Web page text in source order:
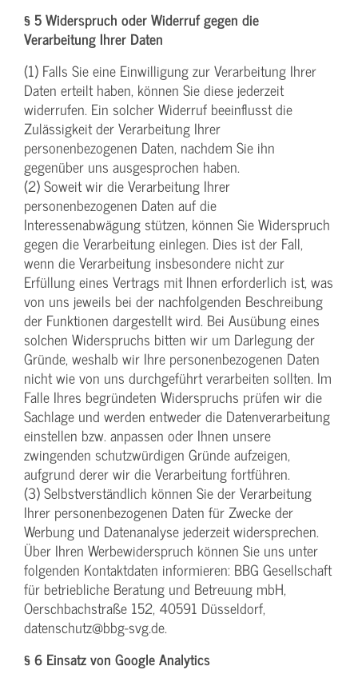
§ 5 Widerspruch oder Widerruf gegen die
Verarbeitung Ihrer Daten
(1) Falls Sie eine Einwilligung zur Verarbeitung Ihrer
Daten erteilt haben, können Sie diese jederzeit
widerrufen. Ein solcher Widerruf beeinflusst die
Zulässigkeit der Verarbeitung Ihrer
personenbezogenen Daten, nachdem Sie ihn
gegenüber uns ausgesprochen haben.
(2) Soweit wir die Verarbeitung Ihrer
personenbezogenen Daten auf die
Interessenabwägung stützen, können Sie Widerspruch
gegen die Verarbeitung einlegen. Dies ist der Fall,
wenn die Verarbeitung insbesondere nicht zur
Erfüllung eines Vertrags mit Ihnen erforderlich ist, was
von uns jeweils bei der nachfolgenden Beschreibung
der Funktionen dargestellt wird. Bei Ausübung eines
solchen Widerspruchs bitten wir um Darlegung der
Gründe, weshalb wir Ihre personenbezogenen Daten
nicht wie von uns durchgeführt verarbeiten sollten. Im
Falle Ihres begründeten Widerspruchs prüfen wir die
Sachlage und werden entweder die Datenverarbeitung
einstellen bzw. anpassen oder Ihnen unsere
zwingenden schutzwürdigen Gründe aufzeigen,
aufgrund derer wir die Verarbeitung fortführen.
(3) Selbstverständlich können Sie der Verarbeitung
Ihrer personenbezogenen Daten für Zwecke der
Werbung und Datenanalyse jederzeit widersprechen.
Über Ihren Werbewiderspruch können Sie uns unter
folgenden Kontaktdaten informieren: BBG Gesellschaft
für betriebliche Beratung und Betreuung mbH,
Oerschbachstraße 152, 40591 Düsseldorf,
datenschutz@bbg-svg.de.
§ 6 Einsatz von Google Analytics